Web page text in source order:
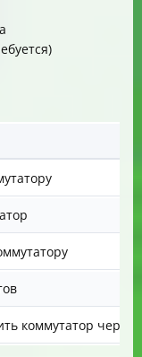
коммутатор через